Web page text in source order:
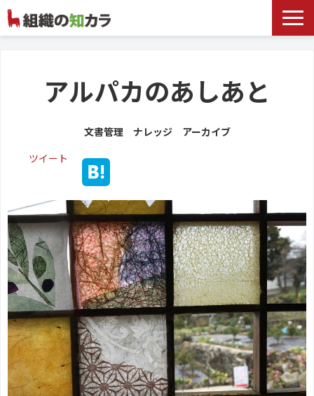
お役立ち記事
記事カテゴリ一覧
お客様事例
アルパカのあしあと
文書管理 ナレッジ アーカイブ
ツイート